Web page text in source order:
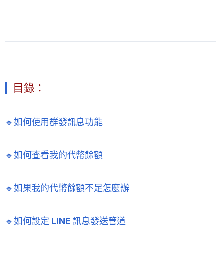
目錄：
🔹如何使用群發訊息功能
🔹如何查看我的代幣餘額
🔹如果我的代幣餘額不足怎麼辦
🔹如何設定 LINE 訊息發送管道